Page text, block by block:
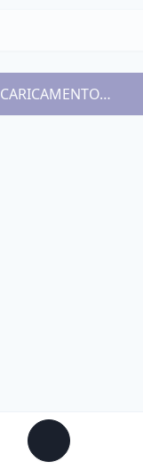
CARICAMENTO…